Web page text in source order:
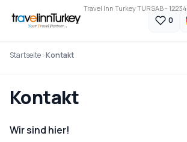
Travel Inn Turkey TURSAB - 12234
0
Startseite Kontakt
Kontakt
Wir sind hier!